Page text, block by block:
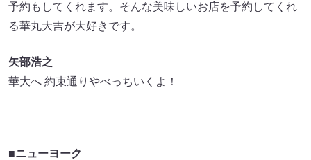
予約もしてくれます。そんな美味しいお店を予約してくれ
る華丸大吉が大好きです。
矢部浩之
華大へ 約束通りやべっちいくよ！
■ニューヨーク